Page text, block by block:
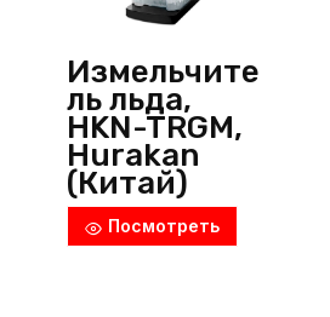
Измельчите
ль льда,
HKN-TRGM,
Hurakan
(Китай)
Посмотреть